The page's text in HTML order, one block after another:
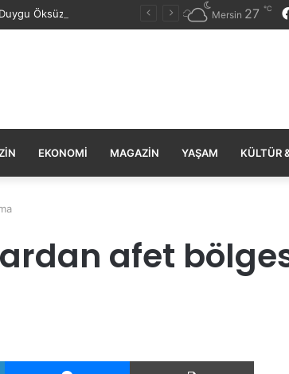
Öksüz Canova Mersin 27 ℃
EKONOMI MAGAZIN YAŞAM KÜLTÜR
afet
LinkedIn Messenger Yazdır